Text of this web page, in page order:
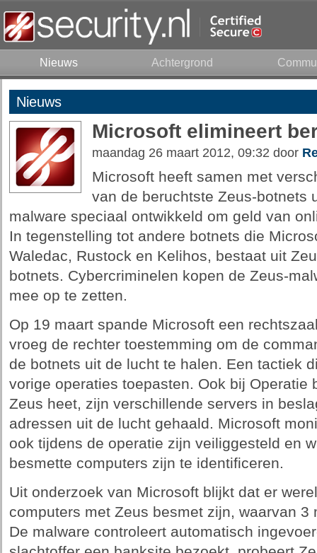
Nieuws Achtergrond
Nieuws
Microsoft elimineert
maandag 26 maart 2012, 09:32 door
Microsoft heeft samen met
van de beruchtste Zeus-botnets
malware speciaal ontwikkeld om geld van
In tegenstelling tot andere botnets die
Waledac, Rustock en Kelihos, bestaat uit
botnets. Cybercriminelen kopen de Zeus-
mee op te zetten.
Op 19 maart spande Microsoft een
vroeg de rechter toestemming om de
de botnets uit de lucht te halen. Een tactiek
vorige operaties toepasten. Ook bij Operatie
Zeus heet, zijn verschillende servers in
adressen uit de lucht gehaald. Microsoft
ook tijdens de operatie zijn veiliggesteld en
besmette computers zijn te identificeren.
Uit onderzoek van Microsoft blijkt dat er
computers met Zeus besmet zijn, waarvan 3
De malware controleert automatisch